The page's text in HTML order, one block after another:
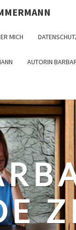
MICH
AUTORIN